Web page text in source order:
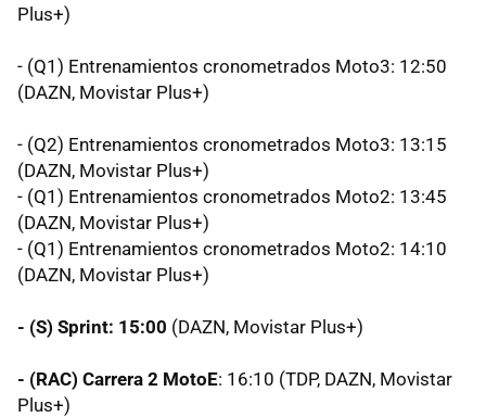
Plus+)
- (Q1) Entrenamientos cronometrados Moto3: 12:50
(DAZN, Movistar Plus+)
- (Q2) Entrenamientos cronometrados Moto3: 13:15
(DAZN, Movistar Plus+)
- (Q1) Entrenamientos cronometrados Moto2: 13:45
(DAZN, Movistar Plus+)
- (Q1) Entrenamientos cronometrados Moto2: 14:10
(DAZN, Movistar Plus+)
- (S) Sprint: 15:00 (DAZN, Movistar Plus+)
- (RAC) Carrera 2 MotoE: 16:10 (TDP, DAZN, Movistar
Plus+)